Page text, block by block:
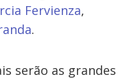
Fervienza,
.
serão as grandes